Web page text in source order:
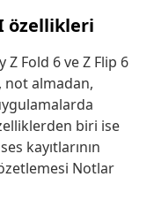
özellikleri
Z Fold 6 ve Z Flip 6
not almadan,
biri ise
kayıtlarının
Notlar